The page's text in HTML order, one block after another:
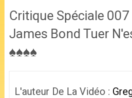
Critique Spéciale
James Bond Tuer
♠♠♠♠
L'auteur De La Vidéo :